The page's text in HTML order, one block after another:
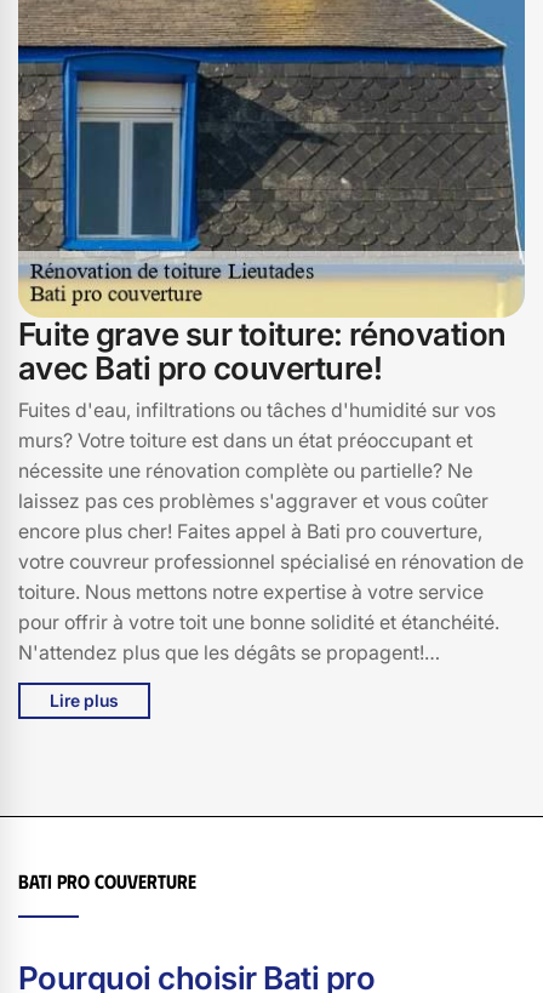
besoins et à votre budget. Contactez-nous dès
aujourd'hui pour un devis personnalisé et découvrez
comment nous pouvons transformer votre toiture en un
véritable atout économique.
Fuite grave sur toiture: rénovation
avec Bati pro couverture!
Fuites d'eau, infiltrations ou tâches d'humidité sur vos
murs? Votre toiture est dans un état préoccupant et
nécessite une rénovation complète ou partielle? Ne
laissez pas ces problèmes s'aggraver et vous coûter
encore plus cher! Faites appel à Bati pro couverture,
votre couvreur professionnel spécialisé en rénovation de
toiture. Nous mettons notre expertise à votre service
pour offrir à votre toit une bonne solidité et étanchéité.
N'attendez plus que les dégâts se propagent!
Contactez-nous pour un diagnostic gratuit et un devis
sur mesure. Nos prix sont raisonnables!
Lire plus
Bati pro couverture
Pourquoi choisir Bati pro